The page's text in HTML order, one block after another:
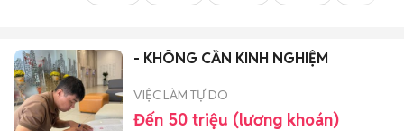
- KHÔNG CẦN KINH NGHIỆM
VIỆC LÀM TỰ DO
Đến 50 triệu (lương khoán)